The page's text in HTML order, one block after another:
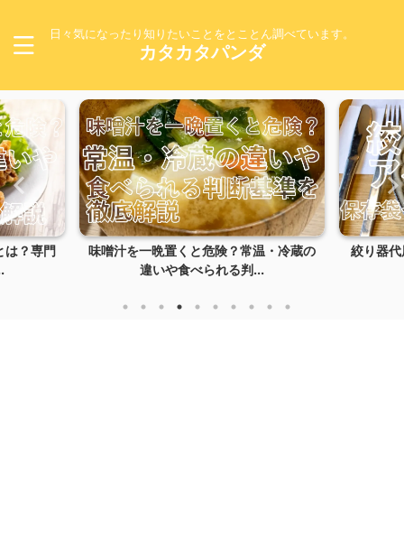
日々気になったり知りたいことをとことん調べています。
カタカタパンダ
は？専門
味噌汁を一晩置くと危険？常温・冷蔵の
違いや食べられる判...
絞り器